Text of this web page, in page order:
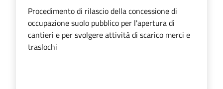
Procedimento di rilascio della concessione di
occupazione suolo pubblico per l'apertura di
cantieri e per svolgere attività di scarico merci e
traslochi